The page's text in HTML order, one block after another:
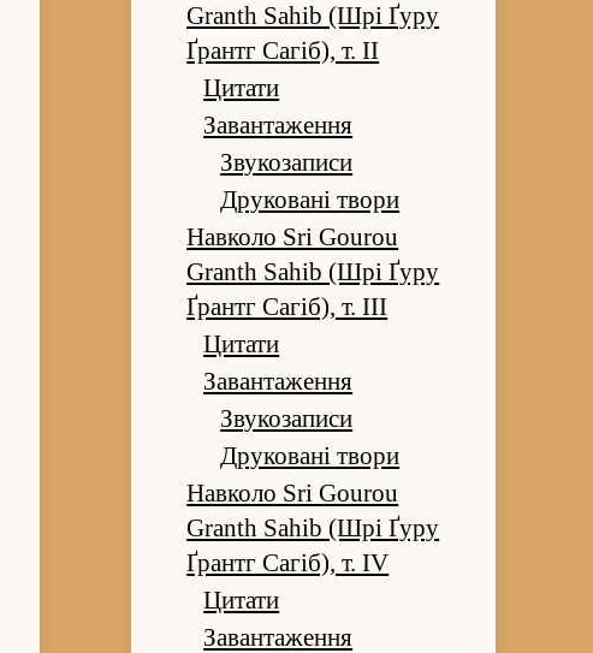
Granth Sahib (Шрі Ґуру
Ґрантг Сагіб), т. II
Цитати
Завантаження
Звукозаписи
Друковані твори
Навколо Sri Gourou
Granth Sahib (Шрі Ґуру
Ґрантг Сагіб), т. III
Цитати
Завантаження
Звукозаписи
Друковані твори
Навколо Sri Gourou
Granth Sahib (Шрі Ґуру
Ґрантг Сагіб), т. IV
Цитати
Завантаження